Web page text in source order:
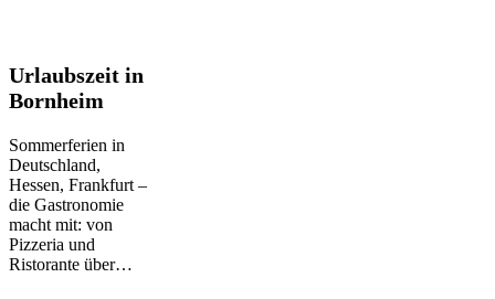
Urlaubszeit
in
Bornheim
Urlaubszeit in
Bornheim
Sommerferien in
Deutschland,
Hessen, Frankfurt –
die Gastronomie
macht mit: von
Pizzeria und
Ristorante über…